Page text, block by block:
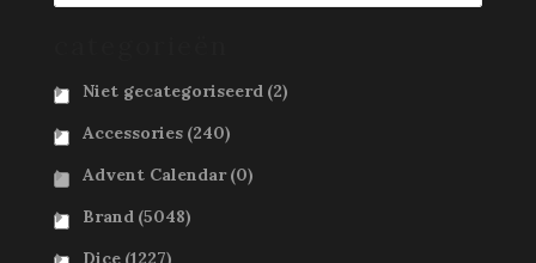
Niet gecategoriseerd (2)
Accessories (240)
Advent Calendar (0)
Brand (5048)
Dice (1227)